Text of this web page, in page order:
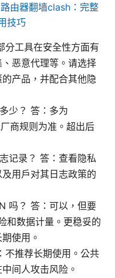
路由器翻墙clash：完整
技巧
分工具在安全性方面有
恶意代理等。请选择
产品，并配合其他隐
少？ 答：多为
商规则为准。超出后
记录？ 答：查看隐私
用户对其日志政策的
吗？ 答：可以，但要
和数据计量。更稳妥的
使用。
不推荐长期使用。公共
间人攻击风险。